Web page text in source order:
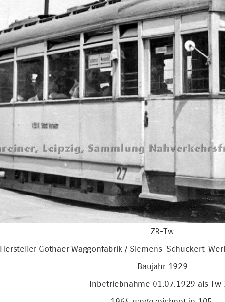
ZR-Tw
Hersteller Gothaer Waggonfabrik / Siemens-Schuckert-
Baujahr 1929
Inbetriebnahme 01.07.1929 als Tw